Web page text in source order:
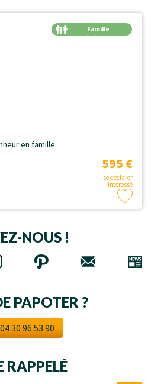
Famille
en famille
595 €
se déclarer
intéressé
NOUS !
PAPOTER ?
04 30 96 53 90
RAPPELÉ